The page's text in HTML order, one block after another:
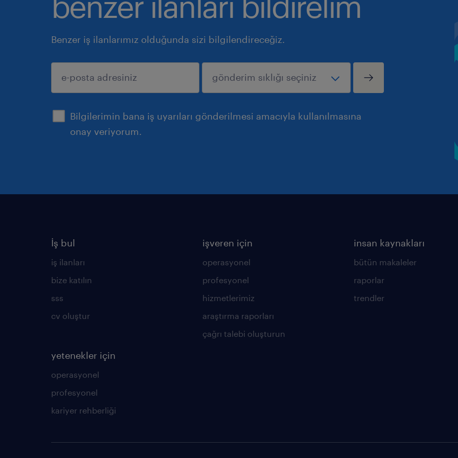
Benzer iş ilanlarımız olduğunda sizi bilgilendireceğiz.
Bilgilerimin bana iş uyarıları gönderilmesi amacıyla kullanılmasına
onay veriyorum.
gönder
İş bul
iş ilanları
bize katılın
sss
cv oluştur
yetenekler için
operasyonel
profesyonel
kariyer rehberliği
işveren için
operasyonel
profesyonel
hizmetlerimiz
araştırma raporları
çağrı talebi oluşturun
insan kaynakları
bütün makaleler
raporlar
trendler